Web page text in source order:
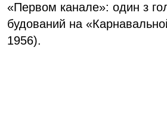
«Первом канале»: один з
будований на
1956).